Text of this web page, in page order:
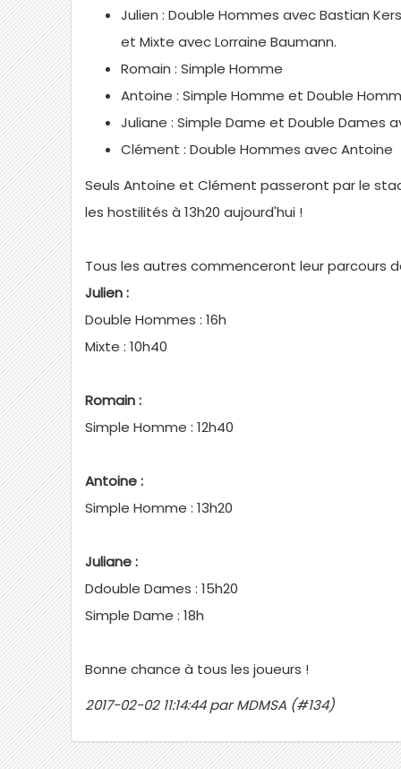
Julien : Double Hommes avec Bastian
et Mixte avec Lorraine Baumann.
Romain : Simple Homme
Antoine : Simple Homme et Double
Juliane : Simple Dame et Double Dames
Clément : Double Hommes avec Antoine
Seuls Antoine et Clément passeront par le
les hostilités à 13h20 aujourd'hui !
Tous les autres commenceront leur parcours
Julien :
Double Hommes : 16h
Mixte : 10h40
Romain :
Simple Homme : 12h40
Antoine :
Simple Homme : 13h20
Juliane :
Ddouble Dames : 15h20
Simple Dame : 18h
Bonne chance à tous les joueurs !
2017-02-02 11:14:44 par MDMSA (#134)